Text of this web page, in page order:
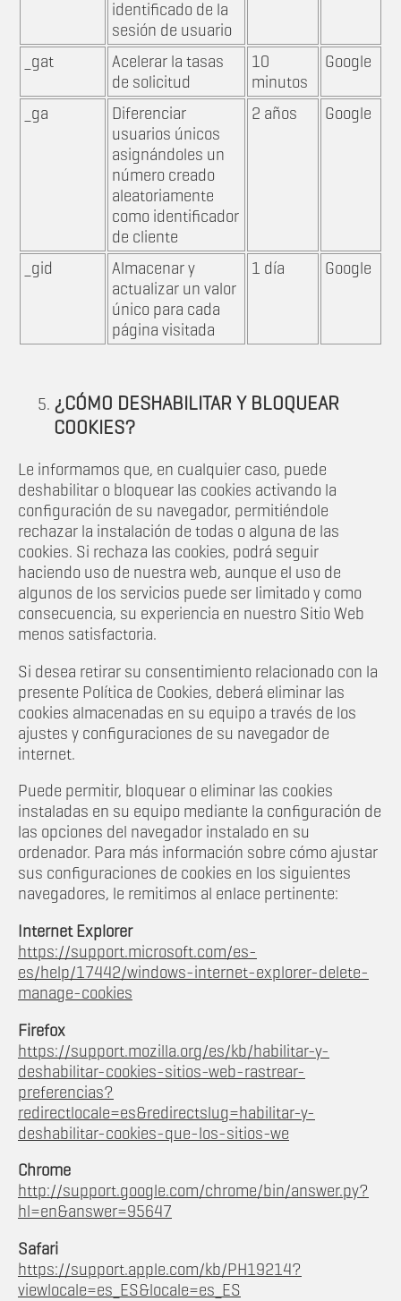
identificado de la
sesión de usuario
_gat
Acelerar la tasas
de solicitud
10
minutos
Google
_ga
Diferenciar
usuarios únicos
asignándoles un
número creado
aleatoriamente
como identificador
de cliente
2 años Google
_gid
Almacenar y
actualizar un valor
único para cada
página visitada
1 día Google
¿CÓMO DESHABILITAR Y BLOQUEAR
COOKIES?
Le informamos que, en cualquier caso, puede
deshabilitar o bloquear las cookies activando la
configuración de su navegador, permitiéndole
rechazar la instalación de todas o alguna de las
cookies. Si rechaza las cookies, podrá seguir
haciendo uso de nuestra web, aunque el uso de
algunos de los servicios puede ser limitado y como
consecuencia, su experiencia en nuestro Sitio Web
menos satisfactoria.
Si desea retirar su consentimiento relacionado con la
presente Política de Cookies, deberá eliminar las
cookies almacenadas en su equipo a través de los
ajustes y configuraciones de su navegador de
internet.
Puede permitir, bloquear o eliminar las cookies
instaladas en su equipo mediante la configuración de
las opciones del navegador instalado en su
ordenador. Para más información sobre cómo ajustar
sus configuraciones de cookies en los siguientes
navegadores, le remitimos al enlace pertinente:
Internet Explorer
https://support.microsoft.com/es-
es/help/17442/windows-internet-explorer-delete-
manage-cookies
Firefox
https://support.mozilla.org/es/kb/habilitar-y-
deshabilitar-cookies-sitios-web-rastrear-
preferencias?
redirectlocale=es&redirectslug=habilitar-y-
deshabilitar-cookies-que-los-sitios-we
Chrome
http://support.google.com/chrome/bin/answer.py?
hl=en&answer=95647
Safari
https://support.apple.com/kb/PH19214?
viewlocale=es_ES&locale=es_ES